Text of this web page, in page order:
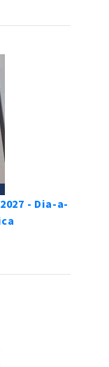
2027 - Dia-a-